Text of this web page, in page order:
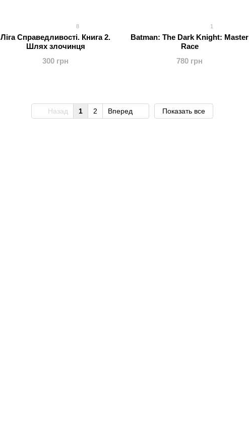
8
Ліга Справедливості. Книга 2.
Шлях злочинця
300 грн
1
Batman: The Dark Knight: Master
Race
780 грн
Назад 1 2 Вперед Показать все